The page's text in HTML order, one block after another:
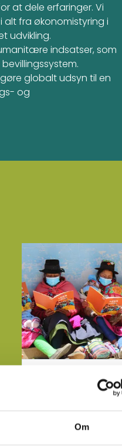
Om
at dele erfaringer. Vi
alt fra økonomistyring i
udvikling.
indsatser, som
globalt udsyn til en
og
Artikler i CISU
Et samlet overblik
artikler, du leder efter.
Læs mere om Artikler i